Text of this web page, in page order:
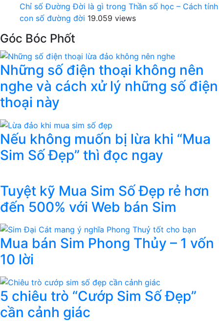
Chỉ số Đường Đời là gì trong Thần số học – Cách tính
con số đường đời 19.059 views
Góc Bóc Phốt
Những số điện thoại không nên
nghe và cách xử lý những số điện
thoại này
Nếu không muốn bị lừa khi “Mua
Sim Số Đẹp” thì đọc ngay
Tuyệt kỹ Mua Sim Số Đẹp rẻ hơn
đến 500% với Web bán Sim
Mua bán Sim Phong Thủy – 1 vốn
10 lời
5 chiêu trò “Cướp Sim Số Đẹp”
cần cảnh giác